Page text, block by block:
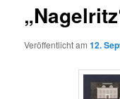
Veröffentlicht am12.